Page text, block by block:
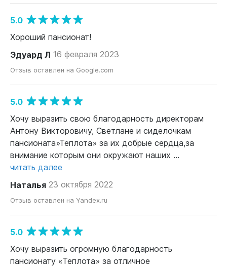
5.0
Хороший пансионат!
​Эдуард Л 16 февраля 2023
Отзыв оставлен на Google.com
5.0
Хочу выразить свою благодарность директорам
Антону Викторовичу, Светлане и сиделочкам
пансионата»Теплота» за их добрые сердца,за
внимание которым они окружают наших ...
читать далее
Наталья 23 октября 2022
Отзыв оставлен на Yandex.ru
5.0
Хочу выразить огромную благодарность
пансионату «Теплота» за отличное